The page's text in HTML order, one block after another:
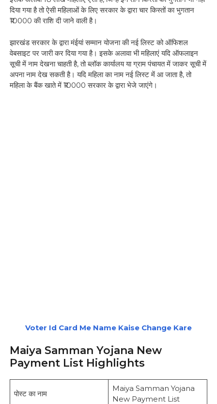
दिया गया है तो ऐसी महिलाओं के लिए सरकार के द्वारा चार किस्तों का भुगतान
₹10000 की राशि दी जाने वाली है।
झारखंड सरकार के द्वारा मंईयां सम्मान योजना की नई लिस्ट को ऑफिशल
वेबसाइट पर जारी कर दिया गया है। इसके अलावा भी महिलाएं यदि ऑफलाइन
सूची में नाम देखना चाहती है, तो ब्लॉक कार्यालय या ग्राम पंचायत में जाकर सूची में
अपना नाम देख सकती है। यदि महिला का नाम नई लिस्ट में आ जाता है, तो
महिला के बैंक खाते में ₹10000 सरकार के द्वारा भेजे जाएंगे।
Voter Id Card Me Name Kaise Change Kare
Maiya Samman Yojana New
Payment List Highlights
पोस्ट का नाम
Maiya Samman Yojana
New Payment List